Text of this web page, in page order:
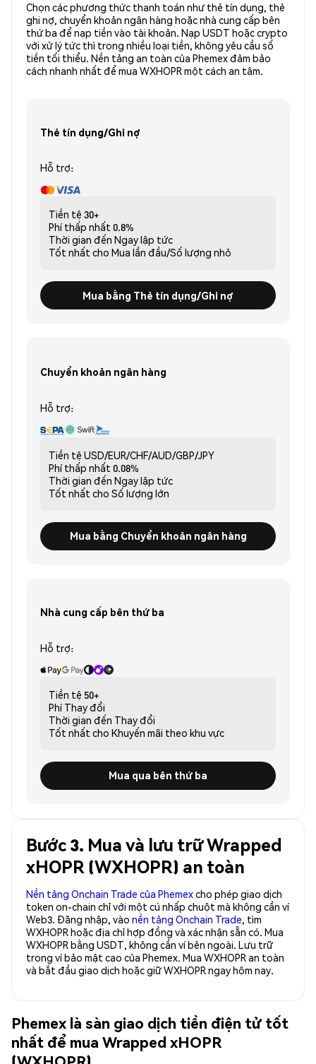
Chọn các phương thức thanh toán như thẻ tín dụng, thẻ
ghi nợ, chuyển khoản ngân hàng hoặc nhà cung cấp bên
thứ ba để nạp tiền vào tài khoản. Nạp USDT hoặc crypto
với xử lý tức thì trong nhiều loại tiền, không yêu cầu số
tiền tối thiểu. Nền tảng an toàn của Phemex đảm bảo
cách nhanh nhất để mua WXHOPR một cách an tâm.
Thẻ tín dụng/Ghi nợ
Hỗ trợ:
Tiền tệ 30+
Phí thấp nhất 0.8%
Thời gian đến Ngay lập tức
Tốt nhất cho Mua lần đầu/Số lượng nhỏ
Mua bằng Thẻ tín dụng/Ghi nợ
Chuyển khoản ngân hàng
Hỗ trợ:
Tiền tệ USD/EUR/CHF/AUD/GBP/JPY
Phí thấp nhất 0.08%
Thời gian đến Ngay lập tức
Tốt nhất cho Số lượng lớn
Mua bằng Chuyển khoản ngân hàng
Nhà cung cấp bên thứ ba
Hỗ trợ:
Tiền tệ 50+
Phí Thay đổi
Thời gian đến Thay đổi
Tốt nhất cho Khuyến mãi theo khu vực
Mua qua bên thứ ba
Bước 3. Mua và lưu trữ Wrapped
xHOPR (WXHOPR) an toàn
Nền tảng Onchain Trade của Phemexcho phép giao dịch
token on-chain chỉ với một cú nhấp chuột mà không cần ví
Web3. Đăng nhập, vào nền tảng Onchain Trade, tìm
WXHOPR hoặc địa chỉ hợp đồng và xác nhận sẵn có. Mua
WXHOPR bằng USDT, không cần ví bên ngoài. Lưu trữ
trong ví bảo mật cao của Phemex. Mua WXHOPR an toàn
và bắt đầu giao dịch hoặc giữ WXHOPR ngay hôm nay.
Phemex là sàn giao dịch tiền điện tử tốt
nhất để mua Wrapped xHOPR